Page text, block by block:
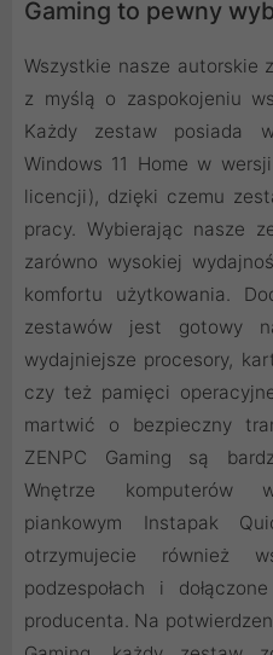
Gaming to pewny
Wszystkie nasze autorskie
z myślą o zaspokojeniu
Każdy zestaw posiada
Windows 11 Home w
licencji), dzięki czemu
pracy. Wybierając nasze
zarówno wysokiej
komfortu użytkowania.
zestawów jest gotowy
wydajniejsze procesory,
czy też pamięci
martwić o bezpieczny
ZENPC Gaming są
Wnętrze komputerów
piankowym Instapak
otrzymujecie również
podzespołach i
producenta. Na